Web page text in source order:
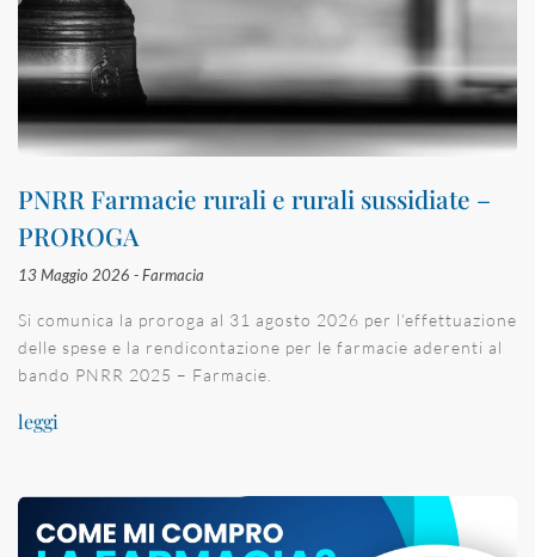
PNRR Farmacie rurali e rurali sussidiate –
PROROGA
13 Maggio 2026 -Farmacia
Si comunica la proroga al 31 agosto 2026 per l’effettuazione
delle spese e la rendicontazione per le farmacie aderenti al
bando PNRR 2025 – Farmacie.
leggi